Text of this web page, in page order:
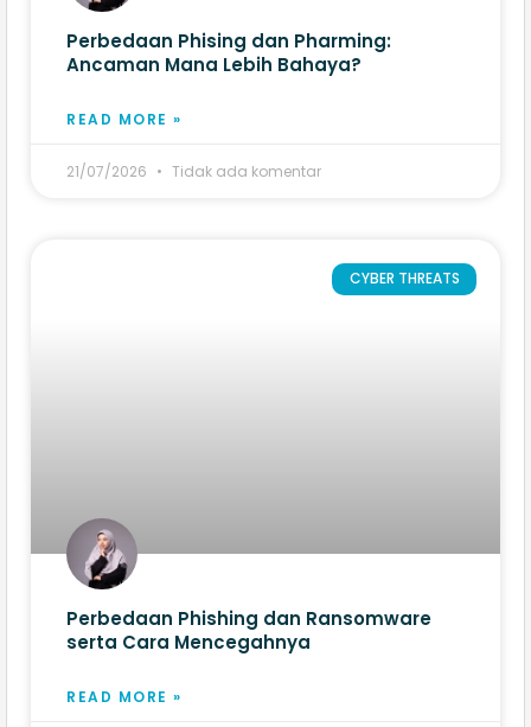
Perbedaan Phising dan Pharming:
Ancaman Mana Lebih Bahaya?
READ MORE »
21/07/2026 Tidak ada komentar
CYBER THREATS
Perbedaan Phishing dan Ransomware
serta Cara Mencegahnya
READ MORE »